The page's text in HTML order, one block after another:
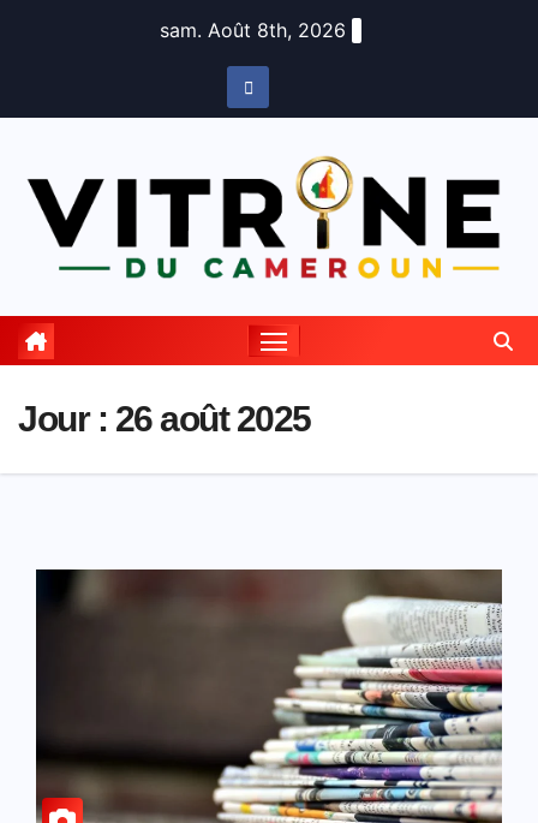
sam. Août 8th, 2026
Jour : 26 août 2025